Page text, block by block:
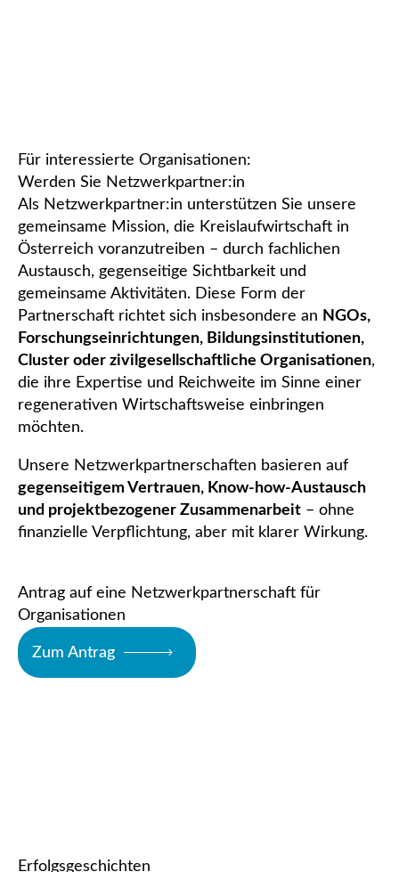
Für interessierte Organisationen:
Werden Sie Netzwerkpartner:in
Als Netzwerkpartner:in unterstützen Sie unsere
gemeinsame Mission, die Kreislaufwirtschaft in
Österreich voranzutreiben – durch fachlichen
Austausch, gegenseitige Sichtbarkeit und
gemeinsame Aktivitäten. Diese Form der
Partnerschaft richtet sich insbesondere an NGOs,
Forschungseinrichtungen, Bildungsinstitutionen,
Cluster oder zivilgesellschaftliche Organisationen,
die ihre Expertise und Reichweite im Sinne einer
regenerativen Wirtschaftsweise einbringen
möchten.
Unsere Netzwerkpartnerschaften basieren auf
gegenseitigem Vertrauen, Know-how-Austausch
und projektbezogener Zusammenarbeit – ohne
finanzielle Verpflichtung, aber mit klarer Wirkung.
Antrag auf eine Netzwerkpartnerschaft für
Organisationen
Zum Antrag
Erfolgsgeschichten